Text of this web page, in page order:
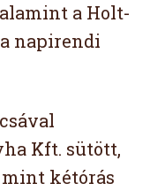
a Holt-
napirendi
Kft. sütött,
mint kétórás